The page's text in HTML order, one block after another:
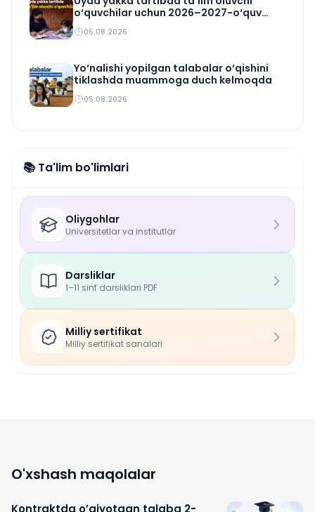
o‘quvchilar uchun 2026–2027-o‘quv
rejasi tasdiqlandi
05.08.2026
Yo‘nalishi yopilgan talabalar o‘qishini
tiklashda muammoga duch kelmoqda
05.08.2026
📚 Ta'lim bo'limlari
Oliygohlar
Universitetlar va institutlar
Darsliklar
1–11 sinf darsliklari PDF
Milliy sertifikat
Milliy sertifikat sanalari
O'xshash maqolalar
Kontraktda o’qiyotgan talaba 2-